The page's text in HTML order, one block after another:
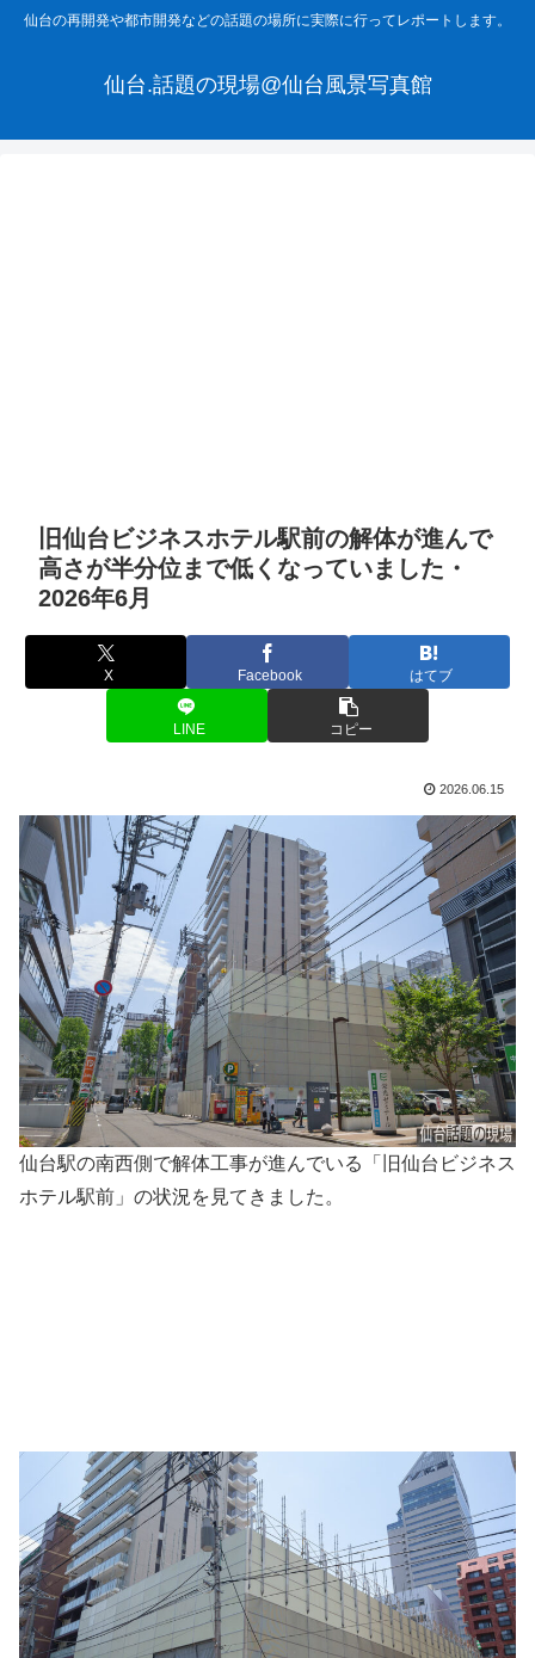
仙台の再開発や都市開発などの話題の場所に実際に行ってレポートします。
仙台.話題の現場@仙台風景写真館
旧仙台ビジネスホテル駅前の解体が進んで
高さが半分位まで低くなっていました・
2026年6月
X Facebook はてブ
LINE コピー
2026.06.15
仙台駅の南西側で解体工事が進んでいる「旧仙台ビジネス
ホテル駅前」の状況を見てきました。